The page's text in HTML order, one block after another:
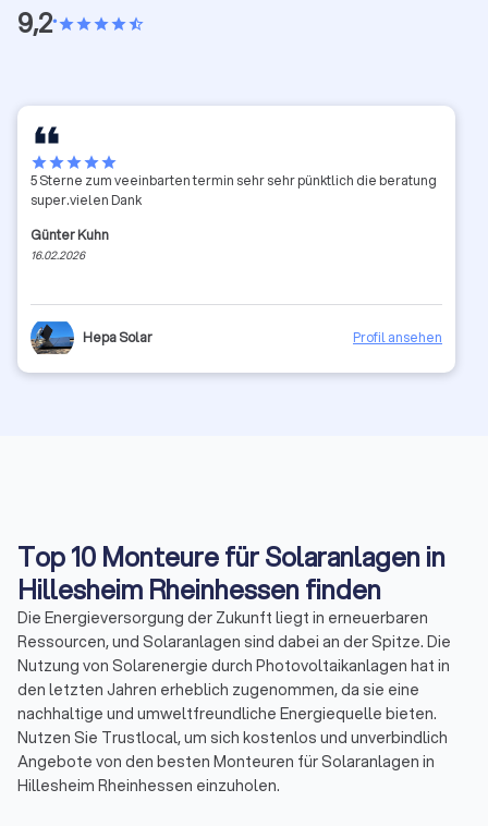
9,2•starstarstarstarstar_half
starstarstarstarstar
5 Sterne zum veeinbarten termin sehr sehr pünktlich die beratung
super.vielen Dank
Günter Kuhn
16.02.2026
Hepa Solar Profil ansehen
Top 10 Monteure für Solaranlagen in
Hillesheim Rheinhessen finden
Die Energieversorgung der Zukunft liegt in erneuerbaren
Ressourcen, und Solaranlagen sind dabei an der Spitze. Die
Nutzung von Solarenergie durch Photovoltaikanlagen hat in
den letzten Jahren erheblich zugenommen, da sie eine
nachhaltige und umweltfreundliche Energiequelle bieten.
Nutzen Sie Trustlocal, um sich kostenlos und unverbindlich
Angebote von den besten Monteuren für Solaranlagen in
Hillesheim Rheinhessen einzuholen.